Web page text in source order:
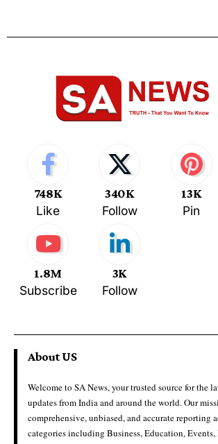
748K
Like
340K
Follow
13K
Pin
1.8M
Subscribe
3K
Follow
About US
Welcome to SA News, your trusted source for the
updates from India and around the world. Our
comprehensive, unbiased, and accurate reporting
categories including Business, Education,